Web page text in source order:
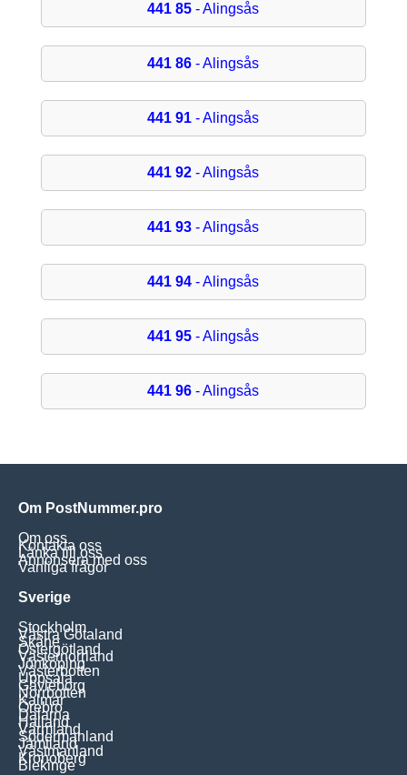
441 85 - Alingsås
441 86 - Alingsås
441 91 - Alingsås
441 92 - Alingsås
441 93 - Alingsås
441 94 - Alingsås
441 95 - Alingsås
441 96 - Alingsås
Om PostNummer.pro
Om oss
Kontakta oss
Länka till oss
Annonsera med oss
Vanliga frågor
Sverige
Stockholm
Västra Götaland
Skåne
Östergötland
Västernorrland
Jönköping
Västerbotten
Uppsala
Gävleborg
Norrbotten
Kalmar
Örebro
Dalarna
Halland
Värmland
Södermanland
Jämtland
Västmanland
Kronoberg
Blekinge